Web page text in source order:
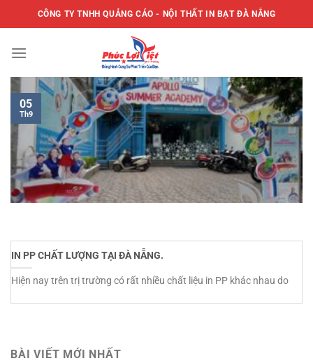
qua
dung
CÔNG TY TNHH QUẢNG CÁO - NỘI THẤT IN BẠT ĐÀ NẴNG
BÀI VIẾT MỚI NHẤT
IN PP CHẤT LƯỢNG TẠI ĐÀ NẴNG.
Hiện nay trên trị trường có rất nhiều chất liệu in PP khác nhau do
05
Th9